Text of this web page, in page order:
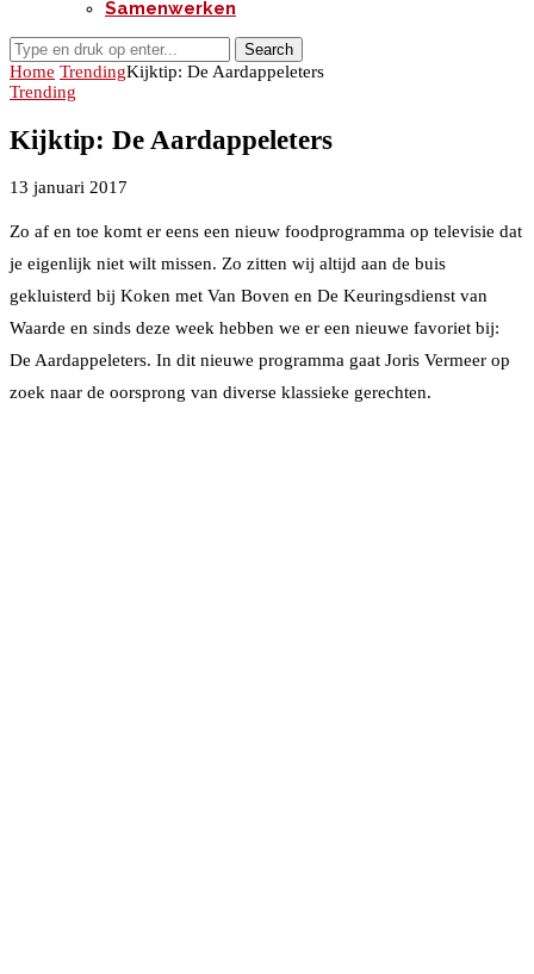
Samenwerken
Search
Home TrendingKijktip: De Aardappeleters
Trending
Kijktip: De Aardappeleters
13 januari 2017
Zo af en toe komt er eens een nieuw foodprogramma op televisie dat
je eigenlijk niet wilt missen. Zo zitten wij altijd aan de buis
gekluisterd bij Koken met Van Boven en De Keuringsdienst van
Waarde en sinds deze week hebben we er een nieuwe favoriet bij:
De Aardappeleters. In dit nieuwe programma gaat Joris Vermeer op
zoek naar de oorsprong van diverse klassieke gerechten.